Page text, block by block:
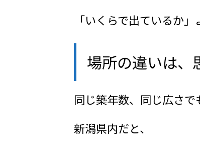
「いくらで出ているか
場所の違いは、
同じ築年数、同じ広さで
新潟県内だと、